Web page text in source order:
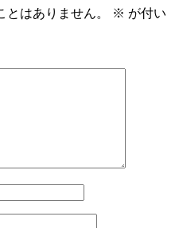
はありません。 ※ が付い